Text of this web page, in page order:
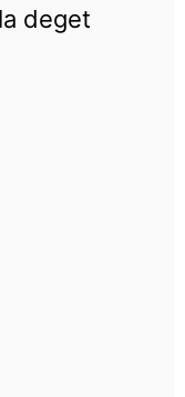
deget